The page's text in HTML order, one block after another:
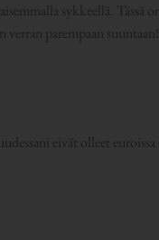
sykkeellä.
parempaan suuntaan!
eivät olleet